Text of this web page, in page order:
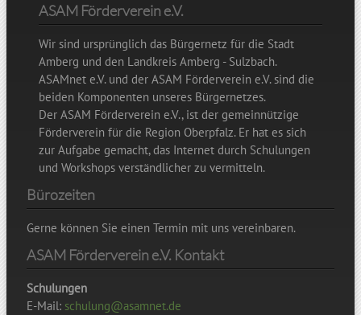
ASAM Förderverein e.V.
Wir sind ursprünglich das Bürgernetz für die Stadt
Amberg und den Landkreis Amberg - Sulzbach.
ASAMnet e.V. und der ASAM Förderverein e.V. sind die
beiden Komponenten unseres Bürgernetzes.
Der ASAM Förderverein e.V., ist der gemeinnützige
Förderverein für die Region Oberpfalz. Er hat es sich
zur Aufgabe gemacht, das Internet durch Schulungen
und Workshops verständlicher zu vermitteln.
Bürozeiten
Gerne können Sie einen Termin mit uns vereinbaren.
ASAM Förderverein e.V. Kontakt
Schulungen
E-Mail: schulung@asamnet.de